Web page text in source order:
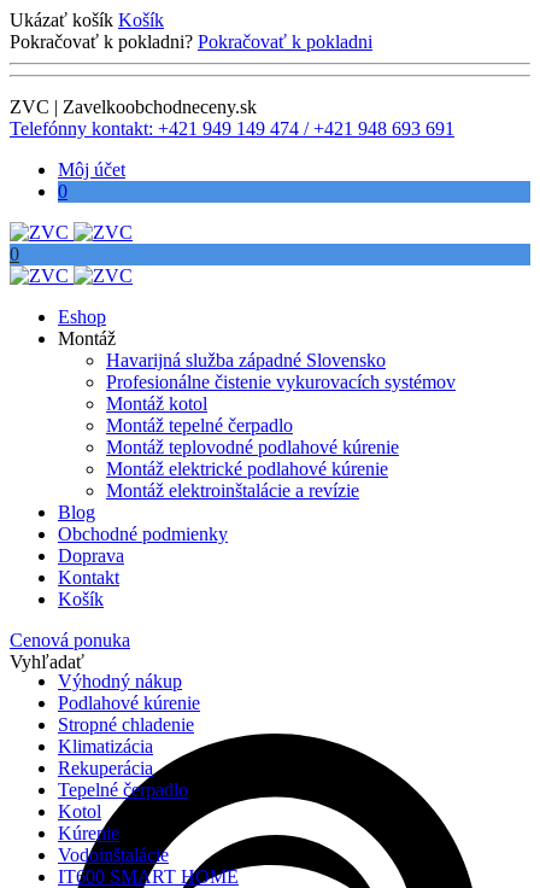
Ukázať košík Košík
Pokračovať k pokladni? Pokračovať k pokladni
ZVC | Zavelkoobchodneceny.sk
Telefónny kontakt: +421 949 149 474 / +421 948 693 691
Môj účet
0
0
Eshop
Montáž
Havarijná služba západné Slovensko
Profesionálne čistenie vykurovacích systémov
Montáž kotol
Montáž tepelné čerpadlo
Montáž teplovodné podlahové kúrenie
Montáž elektrické podlahové kúrenie
Montáž elektroinštalácie a revízie
Blog
Obchodné podmienky
Doprava
Kontakt
Košík
Cenová ponuka
Vyhľadať
Výhodný nákup
Podlahové kúrenie
Stropné chladenie
Klimatizácia
Rekuperácia
Tepelné čerpadlo
Kotol
Kúrenie
Vodoinštalácie
IT600 SMART HOME